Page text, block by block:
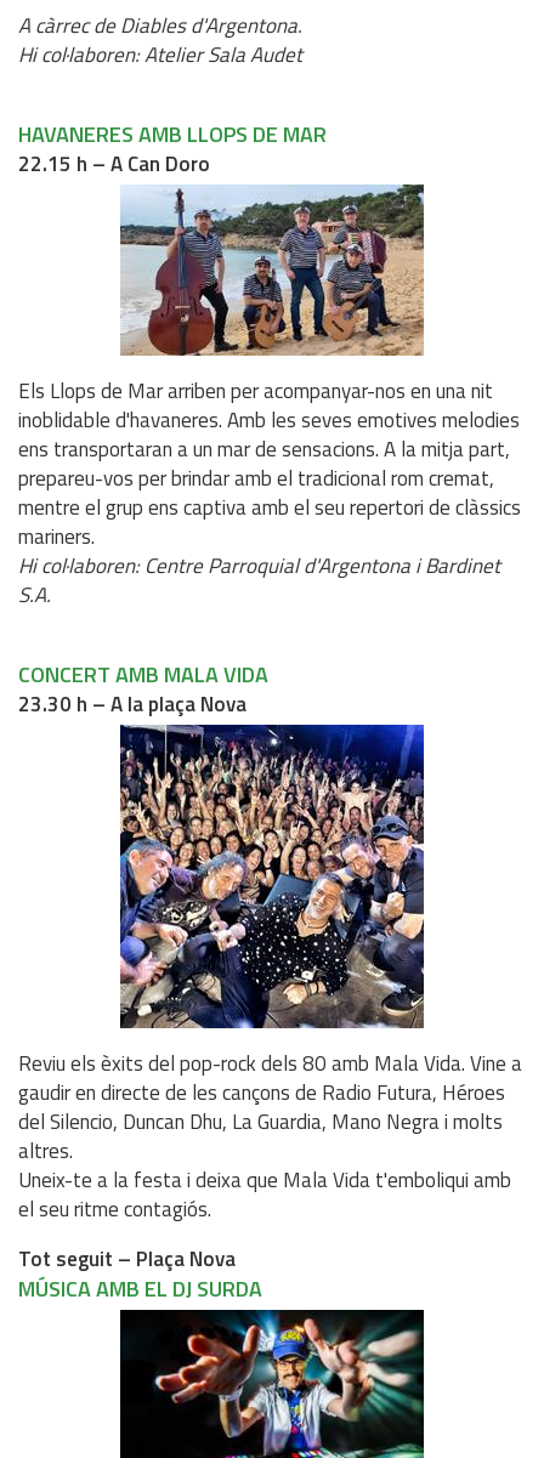
A càrrec de Diables d'Argentona.
Hi col·laboren: Atelier Sala Audet
HAVANERES AMB LLOPS DE MAR
22.15 h – A Can Doro
Els Llops de Mar arriben per acompanyar-nos en una nit
inoblidable d'havaneres. Amb les seves emotives melodies
ens transportaran a un mar de sensacions. A la mitja part,
prepareu-vos per brindar amb el tradicional rom cremat,
mentre el grup ens captiva amb el seu repertori de clàssics
mariners.
Hi col·laboren: Centre Parroquial d'Argentona i Bardinet
S.A.
CONCERT AMB MALA VIDA
23.30 h – A la plaça Nova
Reviu els èxits del pop-rock dels 80 amb Mala Vida. Vine a
gaudir en directe de les cançons de Radio Futura, Héroes
del Silencio, Duncan Dhu, La Guardia, Mano Negra i molts
altres.
Uneix-te a la festa i deixa que Mala Vida t'emboliqui amb
el seu ritme contagiós.
Tot seguit – Plaça Nova
MÚSICA AMB EL DJ SURDA